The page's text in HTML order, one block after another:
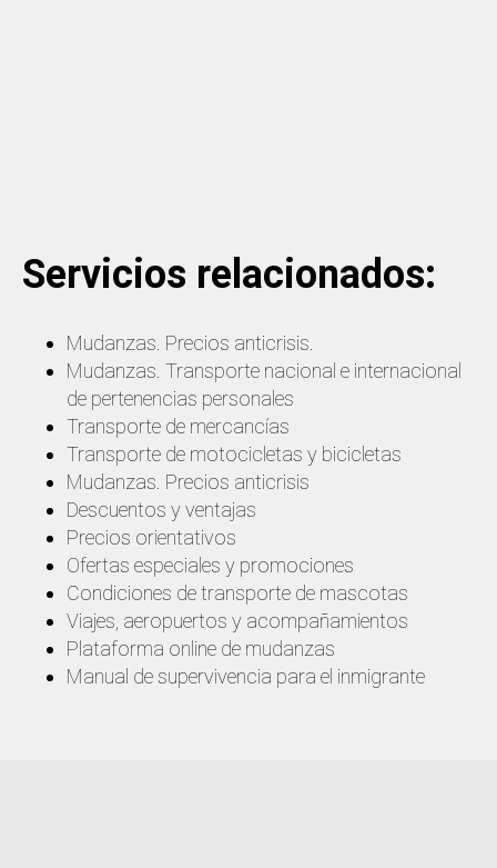
Servicios relacionados:
Mudanzas. Precios anticrisis.
Mudanzas. Transporte nacional e internacional
de pertenencias personales
Transporte de mercancías
Transporte de motocicletas y bicicletas
Mudanzas. Precios anticrisis
Descuentos y ventajas
Precios orientativos
Ofertas especiales y promociones
Condiciones de transporte de mascotas
Viajes, aeropuertos y acompañamientos
Plataforma online de mudanzas
Manual de supervivencia para el inmigrante